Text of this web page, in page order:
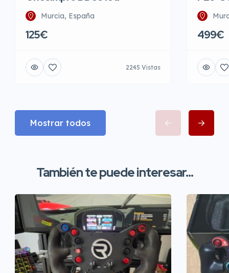
Murcia, España
125€
2245 Vistas
499€
Mostrar todos
También te puede interesar...